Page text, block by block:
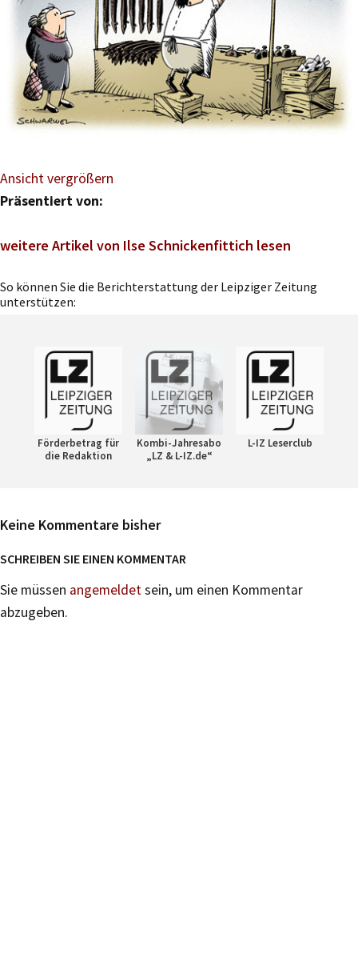
Ansicht vergrößern
Präsentiert von:
weitere Artikel von Ilse Schnickenfittich lesen
So können Sie die Berichterstattung der Leipziger Zeitung
unterstützen:
Förderbetrag für
die Redaktion
Kombi-Jahresabo
„LZ & L-IZ.de“
L-IZ Leserclub
Keine Kommentare bisher
SCHREIBEN SIE EINEN KOMMENTAR
Sie müssen angemeldetsein, um einen Kommentar
abzugeben.